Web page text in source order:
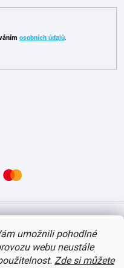
umožnili pohodlné
webu neustále
Zde si můžete
osobních údajů.
Upravit nastavení cookies